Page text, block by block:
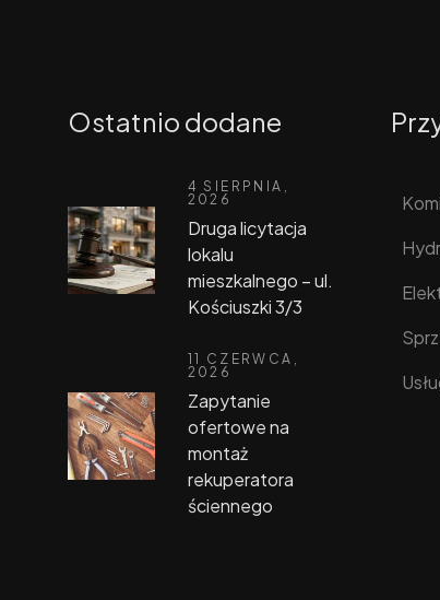
Ostatnio dodane
4 SIERPNIA,
2026
Druga licytacja
lokalu
mieszkalnego – ul.
Kościuszki 3/3
11 CZERWCA,
2026
Zapytanie
ofertowe na
montaż
rekuperatora
ściennego